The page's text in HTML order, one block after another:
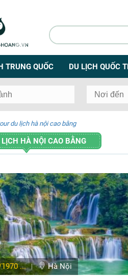
TRUNG QUỐC DU LỊCH QUỐC
du lịch hà nội cao bằng
LỊCH HÀ NỘI CAO BẰNG
... Hà Nội